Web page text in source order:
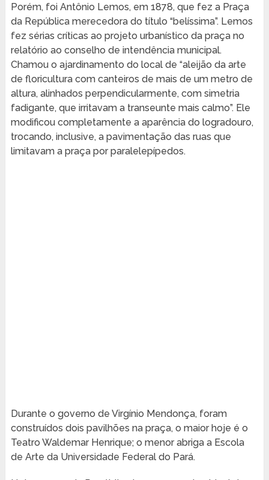
Porém, foi Antônio Lemos, em 1878, que fez a Praça
da República merecedora do título “belíssima”. Lemos
fez sérias críticas ao projeto urbanístico da praça no
relatório ao conselho de intendência municipal.
Chamou o ajardinamento do local de “aleijão da arte
de floricultura com canteiros de mais de um metro de
altura, alinhados perpendicularmente, com simetria
fadigante, que irritavam a transeunte mais calmo”. Ele
modificou completamente a aparência do logradouro,
trocando, inclusive, a pavimentação das ruas que
limitavam a praça por paralelepípedos.
Durante o governo de Virgínio Mendonça, foram
construídos dois pavilhões na praça, o maior hoje é o
Teatro Waldemar Henrique; o menor abriga a Escola
de Arte da Universidade Federal do Pará.